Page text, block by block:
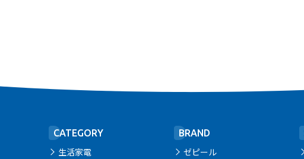
CATEGORY
生活家電
BRAND
ゼピール